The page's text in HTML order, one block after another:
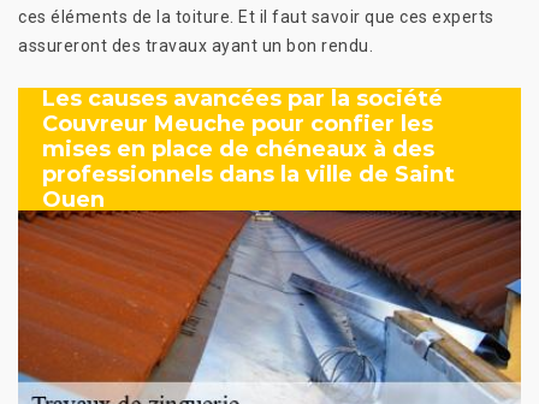
ces éléments de la toiture. Et il faut savoir que ces experts
assureront des travaux ayant un bon rendu.
Les causes avancées par la société
Couvreur Meuche pour confier les
mises en place de chéneaux à des
professionnels dans la ville de Saint
Ouen